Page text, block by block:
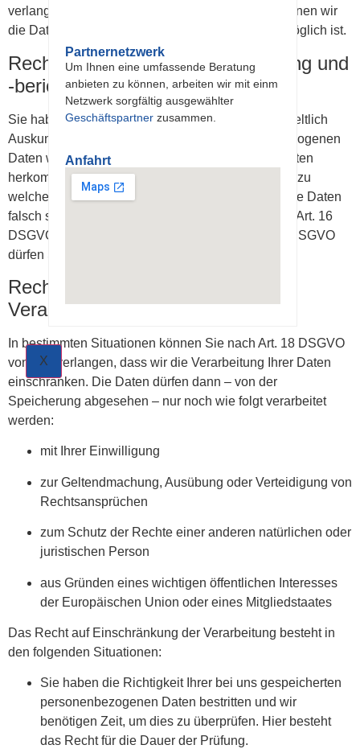
Partnernetzwerk
Um Ihnen eine umfassende Beratung
anbieten zu können, arbeiten wir mit einm
Netzwerk sorgfältig ausgewählter
Geschäftspartner zusammen.
Anfahrt
X
verlangen. An einen anderen Verantwortlichen können wir
die Daten nur übertragen, soweit dies technisch möglich ist.
Recht auf Datenauskunft, -löschung und
-berichtigung
Sie haben nach Art. 15 DSGVO das Recht, unentgeltlich
Auskunft darüber zu erhalten, welche personenbezogenen
Daten wir von Ihnen gespeichert haben, wo die Daten
herkommen, an wen wir die Daten übermitteln und zu
welchem Zweck sie gespeichert werden. Sollten die Daten
falsch sein, haben Sie ein Recht auf Berichtigung (Art. 16
DSGVO), unter den Voraussetzungen des Art. 17 DSGVO
dürfen Sie verlangen, dass wir die Daten löschen.
Recht auf Einschränkung der
Verarbeitung
In bestimmten Situationen können Sie nach Art. 18 DSGVO
von uns verlangen, dass wir die Verarbeitung Ihrer Daten
einschränken. Die Daten dürfen dann – von der
Speicherung abgesehen – nur noch wie folgt verarbeitet
werden:
mit Ihrer Einwilligung
zur Geltendmachung, Ausübung oder Verteidigung von
Rechtsansprüchen
zum Schutz der Rechte einer anderen natürlichen oder
juristischen Person
aus Gründen eines wichtigen öffentlichen Interesses
der Europäischen Union oder eines Mitgliedstaates
Das Recht auf Einschränkung der Verarbeitung besteht in
den folgenden Situationen:
Sie haben die Richtigkeit Ihrer bei uns gespeicherten
personenbezogenen Daten bestritten und wir
benötigen Zeit, um dies zu überprüfen. Hier besteht
das Recht für die Dauer der Prüfung.